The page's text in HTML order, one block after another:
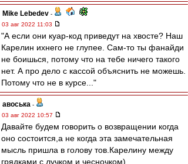
Mike Lebedev -
03 авг 2022 11:03
"А если они куар-код приведут на хвосте? Наш
Карелин ихнего не глупее. Сам-то ты фанайди
не боишься, потому что на тебе ничего такого
нет. А про дело с кассой объяснить не можешь.
Потому что не в курсе..."
авоська -
03 авг 2022 10:57
Давайте будем говорить о возвращении когда
оно состоится,а не когда эта замечательная
мысль пришла в голову тов.Карелину между
грядками с лучком и чесночком)